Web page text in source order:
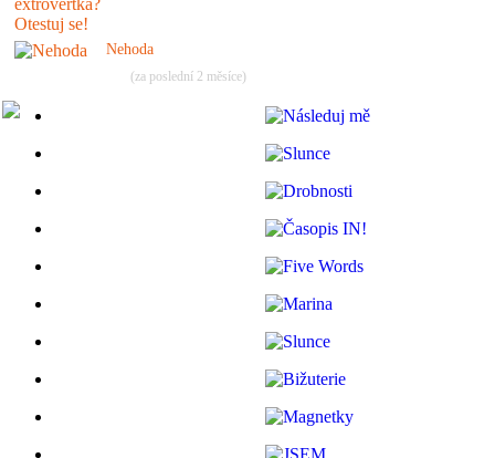
Nehoda
(za poslední 2 měsíce)